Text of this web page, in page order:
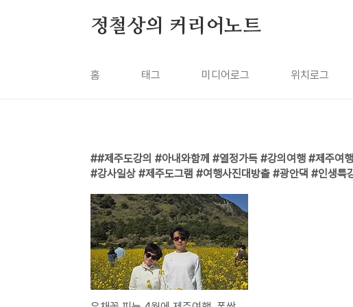
정철상의 커리어노트
홈 태그 미디어로그 위치로그
#제주도강의 #아내와함께 #열정가득 #강의여행 #제주여
#강사일상 #제주도그램 #여행사진대방출 #광안댁 #인생특